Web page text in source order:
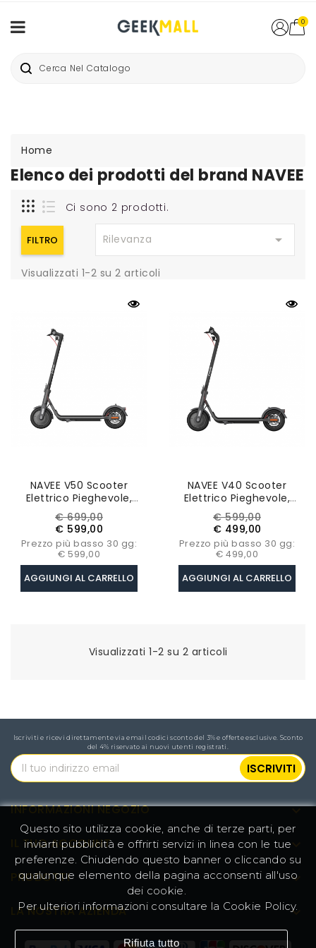
0
Home
Elenco dei prodotti del brand NAVEE
Ci sono 2 prodotti.
FILTRO Rilevanza 
Visualizzati 1-2 su 2 articoli
NAVEE V50 Scooter
Elettrico Pieghevole,
Pneumatici Da 10 Pollici,
Motore Da 560W,
Certificazione ABE,
Autonomia Di 50 Km
Prezzo
base
€ 699,00Prezzo
€ 599,00
Prezzo più basso 30 gg:
€ 599,00
AGGIUNGI AL CARRELLO
NAVEE V40 Scooter
Elettrico Pieghevole,
Pneumatici Da 10 Pollici,
Motore Da 525W,
Certificazione ABE,
Chilometraggio Di 40 Km
Prezzo
base
€ 599,00Prezzo
€ 499,00
Prezzo più basso 30 gg:
€ 499,00
AGGIUNGI AL CARRELLO
Visualizzati 1-2 su 2 articoli
IL TUO ACCOUNT 
PRODOTTI 
LA NOSTRA AZIENDA 
INFORMAZIONI NEGOZIO 
Iscriviti e ricevi direttamente via email codici sconto del 3% e offerte esclusive. Sconto
del 4% riservato ai nuovi utenti registrati.
Questo sito utilizza cookie, anche di terze parti, per
inviarti pubblicità e offrirti servizi in linea con le tue
preferenze. Chiudendo questo banner o cliccando su
qualunque elemento della pagina acconsenti all'uso
dei cookie.
Per ulteriori informazioni consultare la Cookie Policy.
Rifiuta tutto